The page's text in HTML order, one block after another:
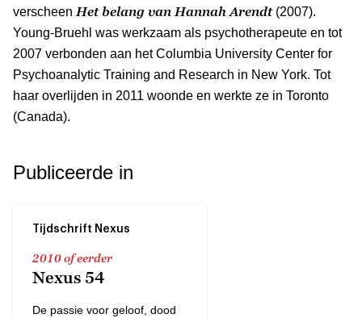
verscheen Het belang van Hannah Arendt(2007).
Young-Bruehl was werkzaam als psychotherapeute en tot
2007 verbonden aan het Columbia University Center for
Psychoanalytic Training and Research in New York. Tot
haar overlijden in 2011 woonde en werkte ze in Toronto
(Canada).
Publiceerde in
Tijdschrift Nexus
2010 of eerder
Nexus 54
De passie voor geloof, dood